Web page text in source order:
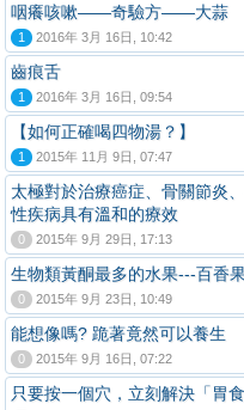
咽癢咳嗽——奇驗方——大蒜
1 2016年 3月 16日, 10:42
齒痕舌
1 2016年 3月 16日, 09:54
【如何正確喝四物湯？】
1 2015年 11月 9日, 07:47
太極對於治療癌症、骨關節炎
性疾病具有溫和的療效
0 2015年 9月 29日, 17:13
生物類黃酮最多的水果---百香
0 2015年 9月 23日, 10:49
能想像嗎? 跪著竟然可以養生
0 2015年 9月 16日, 07:22
只要按一個穴，立刻解決「胃